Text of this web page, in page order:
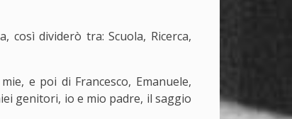
dividerò tra: Scuola, Ricerca,
e poi di Francesco, Emanuele,
genitori, io e mio padre, il saggio